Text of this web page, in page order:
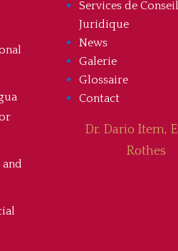
Services de Conseil
Juridique
News
Galerie
Glossaire
Contact
Dr. Dario Item,
Rothes